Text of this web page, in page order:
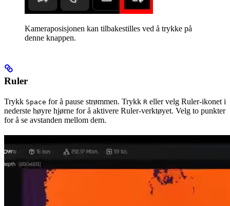
Kameraposisjonen kan tilbakestilles ved å trykke på
denne knappen.
Ruler
Trykk Space for å pause strømmen. Trykk R eller velg Ruler-ikonet i
nederste høyre hjørne for å aktivere Ruler-verktøyet. Velg to punkter
for å se avstanden mellom dem.